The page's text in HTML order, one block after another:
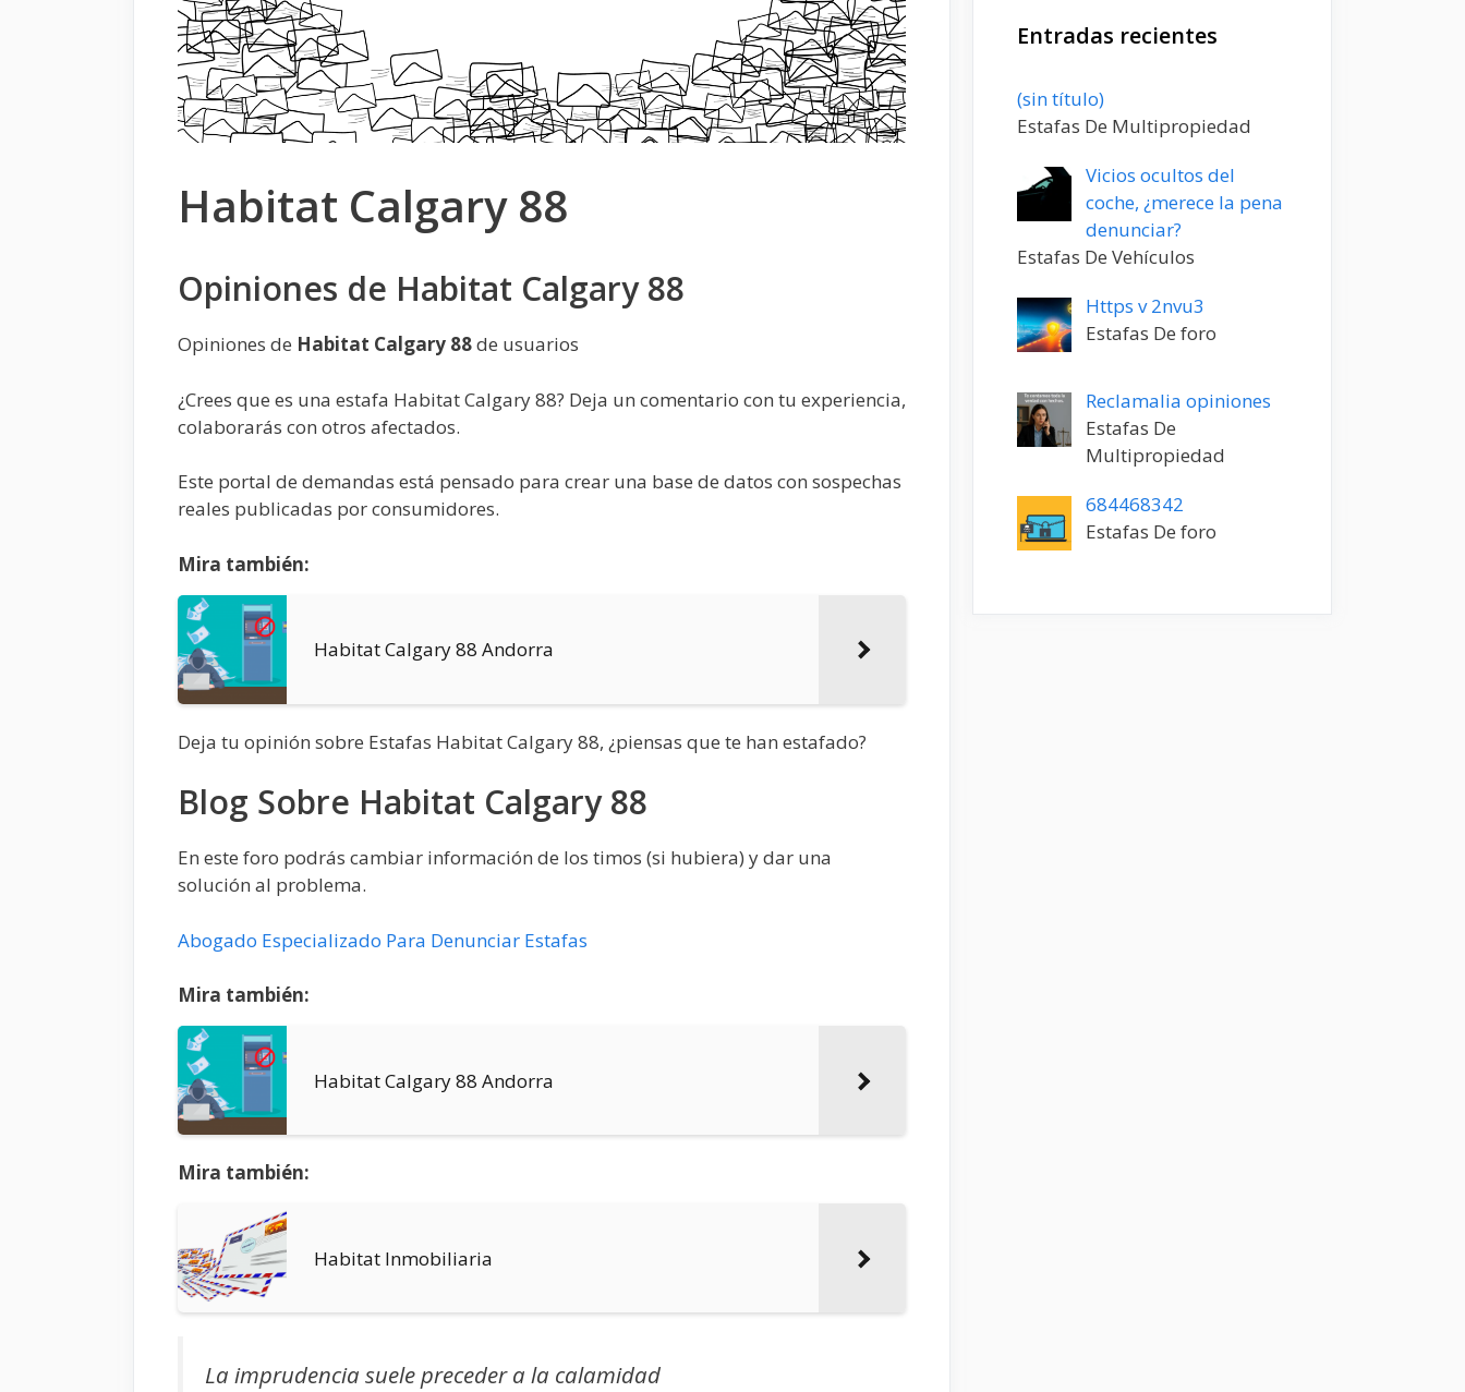
Habitat Calgary 88
Opiniones de Habitat Calgary 88
Opiniones de Habitat Calgary 88de usuarios
¿Crees que es una estafa Habitat Calgary 88? Deja un comentario con tu experiencia,
colaborarás con otros afectados.
Este portal de demandas está pensado para crear una base de datos con sospechas
reales publicadas por consumidores.
Mira también:
Habitat Calgary 88 Andorra
Deja tu opinión sobre Estafas Habitat Calgary 88, ¿piensas que te han estafado?
Blog Sobre Habitat Calgary 88
En este foro podrás cambiar información de los timos (si hubiera) y dar una
solución al problema.
Abogado Especializado Para Denunciar Estafas
Mira también:
Habitat Calgary 88 Andorra
Mira también:
Habitat Inmobiliaria
La imprudencia suele preceder a la calamidad
Entradas recientes
(sin título)Entrada
20198
Estafas De Multipropiedad
Vicios ocultos del
coche, ¿merece la pena
denunciar?
Estafas De Vehículos
Https v 2nvu3
Estafas De foro
Reclamalia opiniones
Estafas De
Multipropiedad
684468342
Estafas De foro